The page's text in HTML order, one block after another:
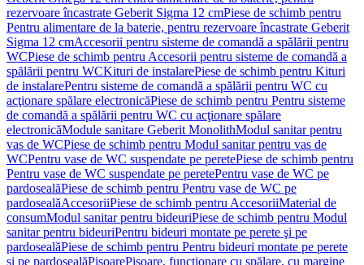
rezervoare încastrate Geberit Sigma 12 cmPiese de schimb pentru
Pentru alimentare de la baterie, pentru rezervoare încastrate Geberit
Sigma 12 cmAccesorii pentru sisteme de comandă a spălării pentru
WCPiese de schimb pentru Accesorii pentru sisteme de comandă a
spălării pentru WCKituri de instalarePiese de schimb pentru Kituri
de instalarePentru sisteme de comandă a spălării pentru WC cu
acţionare spălare electronicăPiese de schimb pentru Pentru sisteme
de comandă a spălării pentru WC cu acţionare spălare
electronicăModule sanitare Geberit MonolithModul sanitar pentru
vas de WCPiese de schimb pentru Modul sanitar pentru vas de
WCPentru vase de WC suspendate pe peretePiese de schimb pentru
Pentru vase de WC suspendate pe peretePentru vase de WC pe
pardosealăPiese de schimb pentru Pentru vase de WC pe
pardosealăAccesoriiPiese de schimb pentru AccesoriiMaterial de
consumModul sanitar pentru bideuriPiese de schimb pentru Modul
sanitar pentru bideuriPentru bideuri montate pe perete şi pe
pardosealăPiese de schimb pentru Pentru bideuri montate pe perete
şi pe pardosealăPisoarePisoare, funcţionare cu spălare, cu margine